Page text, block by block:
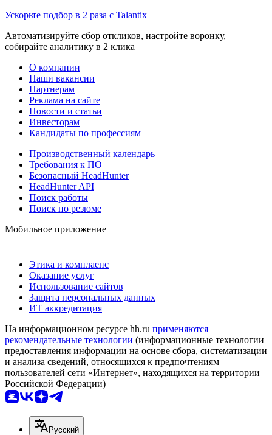
Ускорьте подбор в 2 раза с Talantix
Автоматизируйте сбор откликов, настройте воронку,
собирайте аналитику в 2 клика
О компании
Наши вакансии
Партнерам
Реклама на сайте
Новости и статьи
Инвесторам
Кандидаты по профессиям
Производственный календарь
Требования к ПО
Безопасный HeadHunter
HeadHunter API
Поиск работы
Поиск по резюме
Мобильное приложение
Этика и комплаенс
Оказание услуг
Использование сайтов
Защита персональных данных
ИТ аккредитация
На информационном ресурсе hh.ru применяются
рекомендательные технологии (информационные технологии
предоставления информации на основе сбора, систематизации
и анализа сведений, относящихся к предпочтениям
пользователей сети «Интернет», находящихся на территории
Российской Федерации)
Русский